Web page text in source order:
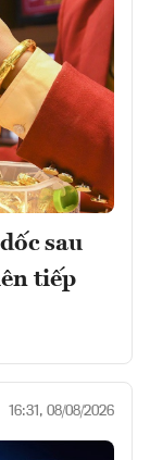
sau
tiếp
16:31, 08/08/2026